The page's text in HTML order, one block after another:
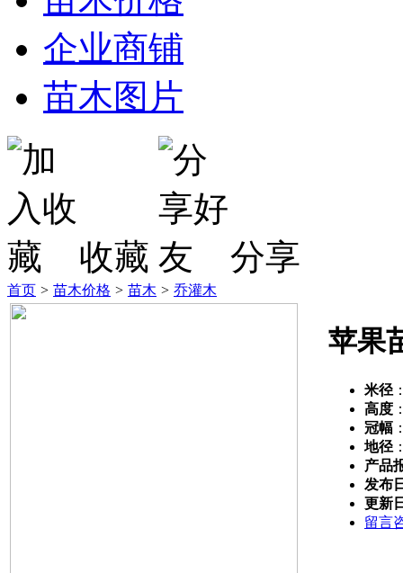
企业商铺
苗木图片
收藏 分享
首页 > 苗木价格 > 苗木 > 乔灌木
苹果
米径
高度
冠幅
地径
产品
发布
更新
留言